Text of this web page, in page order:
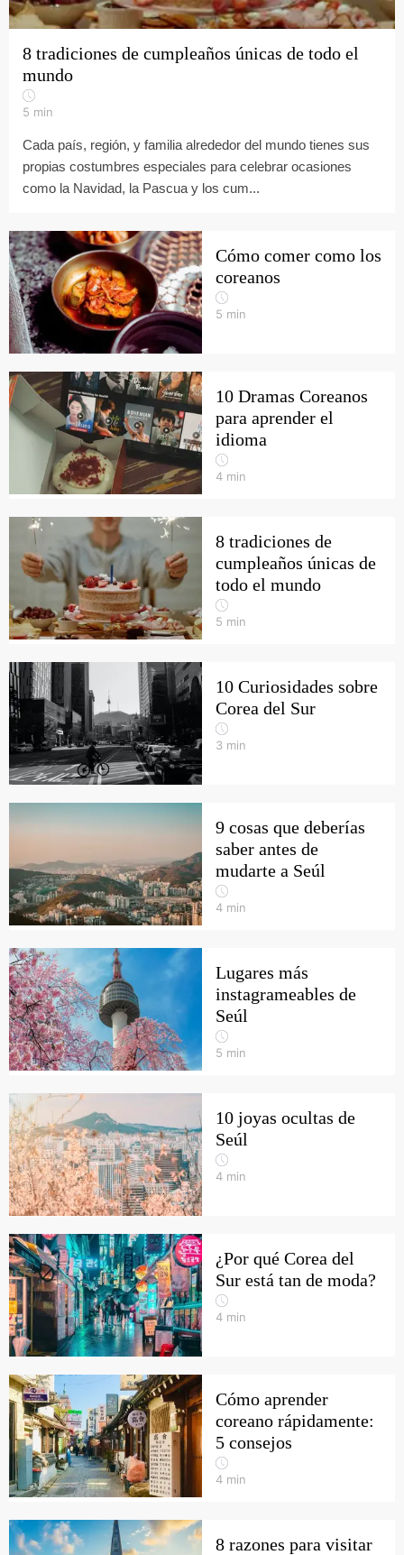
8 tradiciones de cumpleaños únicas de todo el
mundo
5 min
Cada país, región, y familia alrededor del mundo tienes sus
propias costumbres especiales para celebrar ocasiones
como la Navidad, la Pascua y los cum...
Cómo comer como los
coreanos
5 min
10 Dramas Coreanos
para aprender el
idioma
4 min
8 tradiciones de
cumpleaños únicas de
todo el mundo
5 min
10 Curiosidades sobre
Corea del Sur
3 min
9 cosas que deberías
saber antes de
mudarte a Seúl
4 min
Lugares más
instagrameables de
Seúl
5 min
10 joyas ocultas de
Seúl
4 min
¿Por qué Corea del
Sur está tan de moda?
4 min
Cómo aprender
coreano rápidamente:
5 consejos
4 min
8 razones para visitar